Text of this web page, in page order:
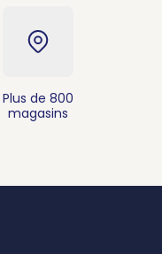
Plus de 800
magasins